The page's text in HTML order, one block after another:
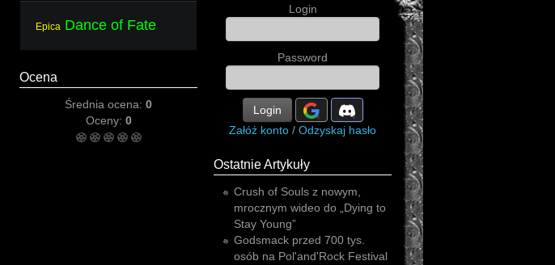
Epica Dance of Fate
Ocena
Średnia ocena: 0
Oceny: 0
Login
Password
Login
Załóż konto / Odzyskaj hasło
Ostatnie Artykuły
Crush of Souls z nowym,
mrocznym wideo do „Dying to
Stay Young”
Godsmack przed 700 tys.
osób na Pol'and'Rock Festival